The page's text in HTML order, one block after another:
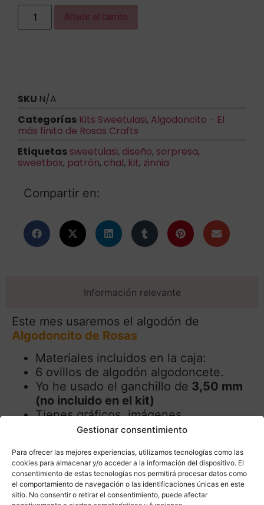
Gestionar consentimiento
Para ofrecer las mejores experiencias, utilizamos tecnologías como las
cookies para almacenar y/o acceder a la información del dispositivo. El
consentimiento de estas tecnologías nos permitirá procesar datos como
el comportamiento de navegación o las identificaciones únicas en este
sitio. No consentir o retirar el consentimiento, puede afectar
Añadir al carrito
SKU N/A
Categorías Kits Sweetulasi, Algodoncito - El
más finito de Rosas Crafts
Etiquetas sweetulasi, diseño, sorpresa,
sweetbox, patrón, chal, kit, zinnia
Compartir en:
Información relevante
Este mes usaremos el algodón de
Algodoncito de Rosas
Materiales incluidos en la caja:
6 ovillos de algodón algodoncete.
Yo he usado el ganchillo de 3,50 mm
(no incluido en el kit)
Tienes gráficos, imágenes,
explicaciones del paso a paso.
opciones a tejerlo a tu medida
preferida.
Técnica | Ganchillo (construcción
sencilla sin complicaciones y muy